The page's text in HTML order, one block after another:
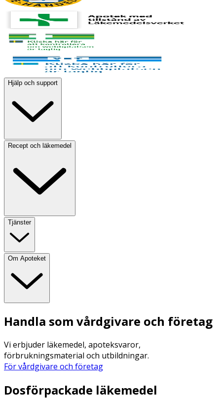
Hjälp och support
Recept och läkemedel
Tjänster
Om Apoteket
Handla som vårdgivare och företag
Vi erbjuder läkemedel, apoteksvaror,
förbrukningsmaterial och utbildningar.
För vårdgivare och företag
Dosförpackade läkemedel